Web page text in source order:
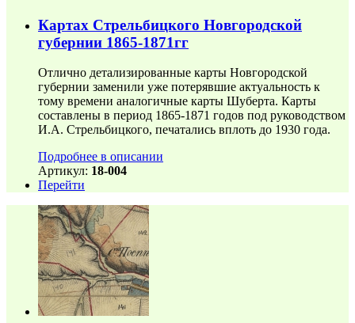
Картах Стрельбицкого Новгородской
губернии 1865-1871гг
Отлично детализированные карты Новгородской
губернии заменили уже потерявшие актуальность к
тому времени аналогичные карты Шуберта. Карты
составлены в период 1865-1871 годов под руководством
И.А. Стрельбицкого, печатались вплоть до 1930 года.
Подробнее в описании
Артикул: 18-004
Перейти